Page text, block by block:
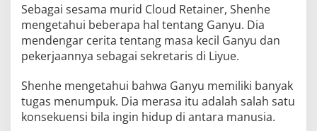
Sebagai sesama murid Cloud Retainer, Shenhe
mengetahui beberapa hal tentang Ganyu. Dia
mendengar cerita tentang masa kecil Ganyu dan
pekerjaannya sebagai sekretaris di Liyue.
Shenhe mengetahui bahwa Ganyu memiliki banyak
tugas menumpuk. Dia merasa itu adalah salah satu
konsekuensi bila ingin hidup di antara manusia.